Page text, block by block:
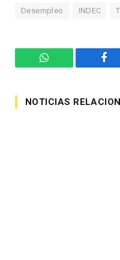
Desempleo INDEC
WhatsApp
NOTICIAS